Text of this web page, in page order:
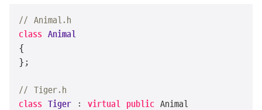
// Animal.h
class Animal
{
};
// Tiger.h
class Tiger : virtual public Animal